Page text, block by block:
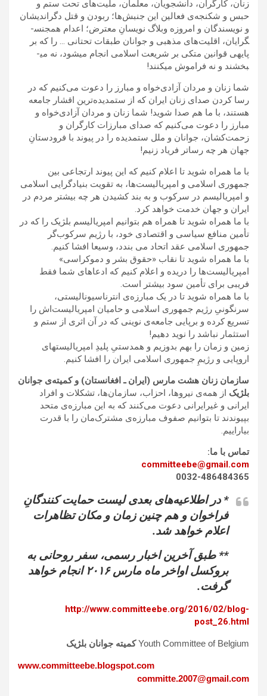
زنان، کارگران، دانشجویان، معلمان‌، ملیت‌های تحت ستم و
حبس و شکنجه‌ی فعالین این‌ جنبش‌ها؛ ربودن و قتل دگراندیشان
و نویسندگان و امروزه وبلاگ­ نویسانِ معترض؛ اعدام هم­جنس­
گرایان، اقلیت­‌های مذهبی و جوانان طبقات تحتانی … را که بر
پایه­ی قوانین متکی بر شریعت اسلامی انجام می­شود، نه می­
بخشند و نه فراموش می­کنند!
شما زنان و مردان آزادی‌خواه و مبارز را دعوت می‌کنیم که در
رسا کردن صدای زنان ایران که از ستمدیده‌ترین اقشار جامعه
هستند، با ما هم صدا شوید! شما زنان و مردان آزادی‌خواه و
مبارز را دعوت می‌کنیم که صدای مبارزات کارگران و
زحمت‌کشان، جوانان و ملل ستمدیده­ را در پیوند با فرودستانِ
جهان هر چه رساتر فریاد زنیم!
با ما همراه شوید تا اعلام کنیم که این پیوند ارتجاعی بین
جمهوری اسلامی و امپریالیست‌ها، به تقویت بنیادگرایی اسلامی
و امپریالیسم در سرکوب و به بند کشیدن هر چه بیشتر مردم در
ایران و جهان خدمت خواهد کرد.
با ما همراه شوید تا همراه هم بتوانیم امپریالیسم بلژیک را که در
تأمین منافع سیاسی و اقتصادی خود، با رژیم سرکوب‌گر
جمهوری اسلامی عقد اتحاد می بندد، وسیعا افشا کنیم.
با ما همراه شوید تا نقاب «حقوق بشر و دموکراسی»
امپریالیست‌ها را دریده و اعلام کنیم که ادعاهای شما فقط
فریبی برای تأمین سود بیشتر است.
با ما همراه شوید تا در یک مبارزه­‌ی انترناسیونالیستی­،
سرنگونیِ رژیم جمهوری اسلامی و حامیان امپریالیست­‌اش را
تسریع کرده و برپایی جامعه­‌ی نوینی که در آن اثری از ستم و
استثمار نباشد را نوید دهیم!
زمین و زمان را بهم بدوزیم و هم­دستیِ پلیدِ امپریالیست­های
اروپایی و رژیمِ جمهوری اسلامی ایران را افشا کنیم.
سازمان زنان هشت مارس (ایران ـ افغانستان) و کمیته‌ی جوانان
بلژیک از همه‌ی نیروها، احزاب، سازمان‌ها، تشکلات و افراد
ایرانی و غیرایرانی دعوت می‌کنند که به این مبارزه‌ی متحد
بپیوندند تا بتوانیم صفوف مبارزه‌ی مشترک‌مان را با قدرت
بیاراییم.
تماس با ما:
committeebe@gmail.com
0032-486484365
* در اطلاعیه‌‌های بعدی لیست حمایت کنندگانِ
فراخوان و هم چنین زمان و مکان تظاهرات
اعلام خواهد شد.
** طبق آخرین اخبار رسمی، سفر روحانی به
بروکسل اواخر ماه مارس ۲۰۱۶ انجام خواهد
گرفت.
http://www.committeebe.org/2016/02/blog-
post_26.html
Youth Committee of Belgium کمیته جوانان بلژیک
www.committeebe.blogspot.com
committe.2007@gmail.com